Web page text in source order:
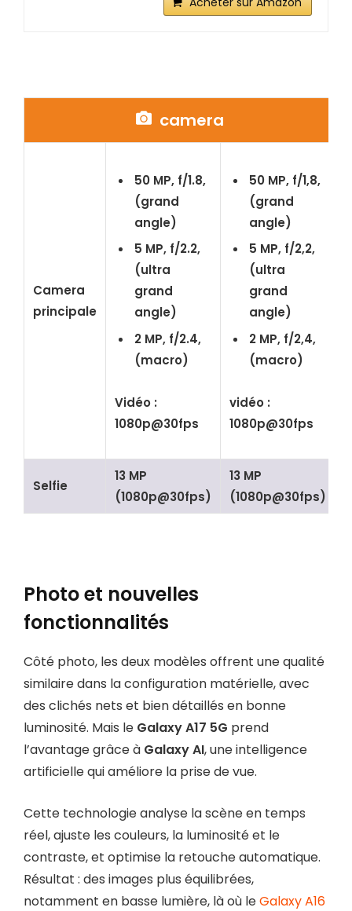
camera
Camera
principale
50 MP, f/1.8,
(grand
angle)
5 MP, f/2.2,
(ultra
grand
angle)
2 MP, f/2.4,
(macro)
Vidéo :
1080p@30fps
50 MP, f/1,8,
(grand
angle)
5 MP, f/2,2,
(ultra
grand
angle)
2 MP, f/2,4,
(macro)
vidéo :
1080p@30fps
Selfie
13 MP
(1080p@30fps)
13 MP
(1080p@30fps)
Photo et nouvelles
fonctionnalités
Côté photo, les deux modèles offrent une qualité
similaire dans la configuration matérielle, avec
des clichés nets et bien détaillés en bonne
luminosité. Mais le Galaxy A17 5G prend
l’avantage grâce à Galaxy AI, une intelligence
artificielle qui améliore la prise de vue.
Cette technologie analyse la scène en temps
réel, ajuste les couleurs, la luminosité et le
contraste, et optimise la retouche automatique.
Résultat : des images plus équilibrées,
notamment en basse lumière, là où leGalaxy A16